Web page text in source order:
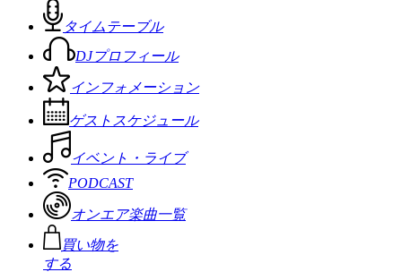
タイムテーブル
DJプロフィール
インフォメーション
ゲストスケジュール
イベント・ライブ
PODCAST
オンエア楽曲一覧
買い物を
する